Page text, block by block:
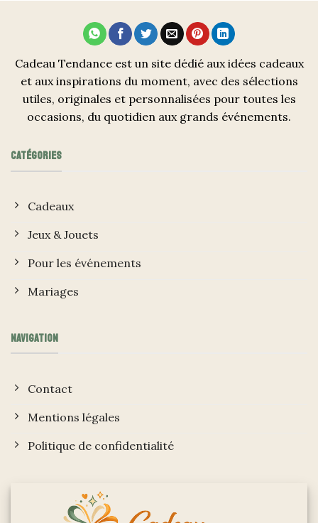
Cadeau Tendance est un site dédié aux idées cadeaux
et aux inspirations du moment, avec des sélections
utiles, originales et personnalisées pour toutes les
occasions, du quotidien aux grands événements.
CATÉGORIES
Cadeaux
Jeux & Jouets
Pour les événements
Mariages
NAVIGATION
Contact
Mentions légales
Politique de confidentialité